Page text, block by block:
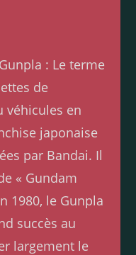
: Le terme
de
véhicules en
japonaise
par Bandai. Il
« Gundam
1980, le Gunpla
succès au
largement le